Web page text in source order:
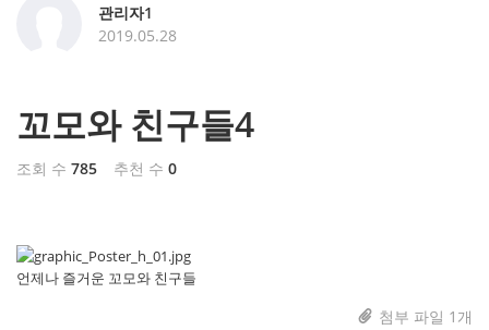
관리자1
2019.05.28
꼬모와 친구들4
조회 수 785 추천 수 0
언제나 즐거운 꼬모와 친구들
첨부 파일 1개